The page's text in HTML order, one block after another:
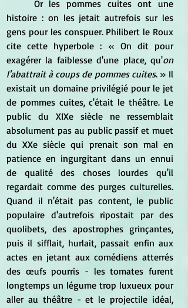
histoire : on les jetait autrefois sur les
gens pour les conspuer. Philibert le Roux
cite cette hyperbole : « On dit pour
exagérer la faiblesse d'une place, qu'on
l'abattrait à coups de pommes cuites. » Il
existait un domaine privilégié pour le jet
de pommes cuites, c'était le théâtre. Le
public du XIXe siècle ne ressemblait
absolument pas au public passif et muet
du XXe siècle qui prenait son mal en
patience en ingurgitant dans un ennui
de qualité des choses lourdes qu'il
regardait comme des purges culturelles.
Quand il n'était pas content, le public
populaire d'autrefois ripostait par des
quolibets, des apostrophes grinçantes,
puis il sifflait, hurlait, passait enfin aux
actes en jetant aux comédiens atterrés
des œufs pourris - les tomates furent
longtemps un légume trop luxueux pour
aller au théâtre - et le projectile idéal,